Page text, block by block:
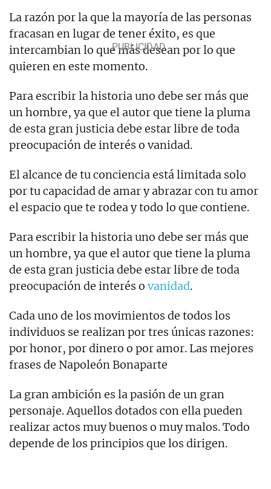
La razón por la que la mayoría de las personas
fracasan en lugar de tener éxito, es que
intercambian lo que más desean por lo que
quieren en este momento.
Para escribir la historia uno debe ser más que
un hombre, ya que el autor que tiene la pluma
de esta gran justicia debe estar libre de toda
preocupación de interés o vanidad.
El alcance de tu conciencia está limitada solo
por tu capacidad de amar y abrazar con tu amor
el espacio que te rodea y todo lo que contiene.
Para escribir la historia uno debe ser más que
un hombre, ya que el autor que tiene la pluma
de esta gran justicia debe estar libre de toda
preocupación de interés o vanidad.
Cada uno de los movimientos de todos los
individuos se realizan por tres únicas razones:
por honor, por dinero o por amor. Las mejores
frases de Napoleón Bonaparte
La gran ambición es la pasión de un gran
personaje. Aquellos dotados con ella pueden
realizar actos muy buenos o muy malos. Todo
depende de los principios que los dirigen.